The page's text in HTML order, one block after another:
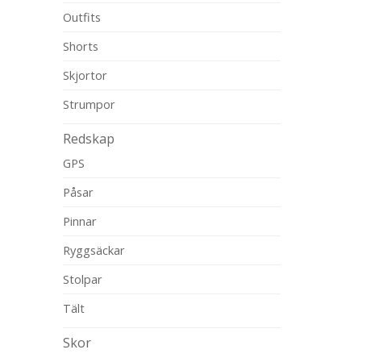
Outfits
Shorts
Skjortor
Strumpor
Redskap
GPS
Påsar
Pinnar
Ryggsäckar
Stolpar
Tält
Skor